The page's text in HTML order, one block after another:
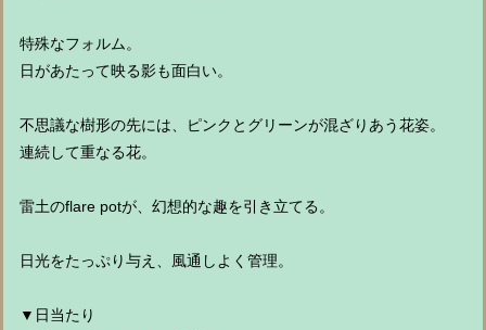
特殊なフォルム。
日があたって映る影も面白い。
不思議な樹形の先には、ピンクとグリーンが混ざりあう花姿。
連続して重なる花。
雷土のflare potが、幻想的な趣を引き立てる。
日光をたっぷり与え、風通しよく管理。
▼日当たり